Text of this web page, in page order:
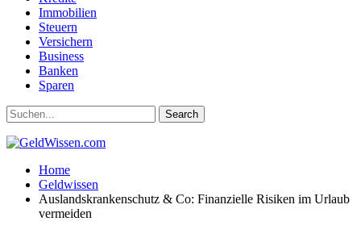
Immobilien
Steuern
Versichern
Business
Banken
Sparen
Home
Geldwissen
Auslandskrankenschutz & Co: Finanzielle Risiken im Urlaub
vermeiden